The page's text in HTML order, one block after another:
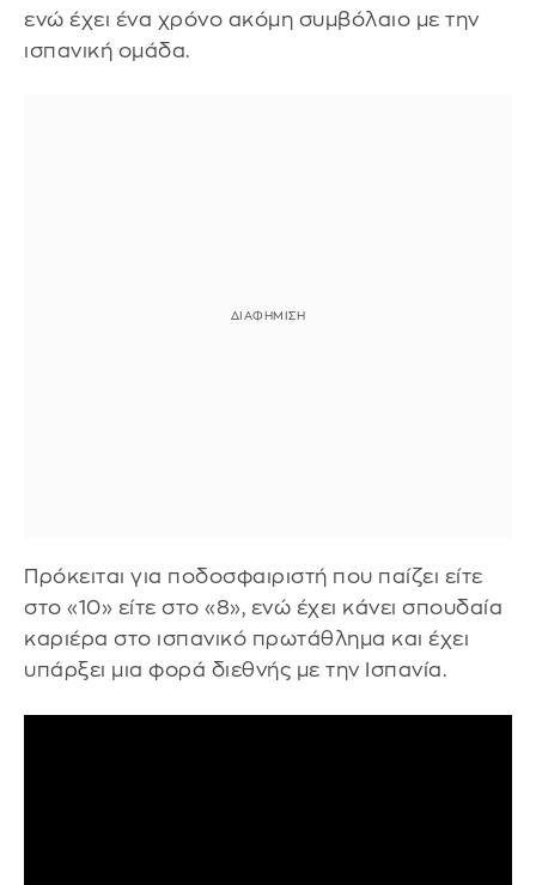
ενώ έχει ένα χρόνο ακόμη συμβόλαιο με την
ισπανική ομάδα.
Πρόκειται για ποδοσφαιριστή που παίζει είτε
στο «10» είτε στο «8», ενώ έχει κάνει σπουδαία
καριέρα στο ισπανικό πρωτάθλημα και έχει
υπάρξει μια φορά διεθνής με την Ισπανία.